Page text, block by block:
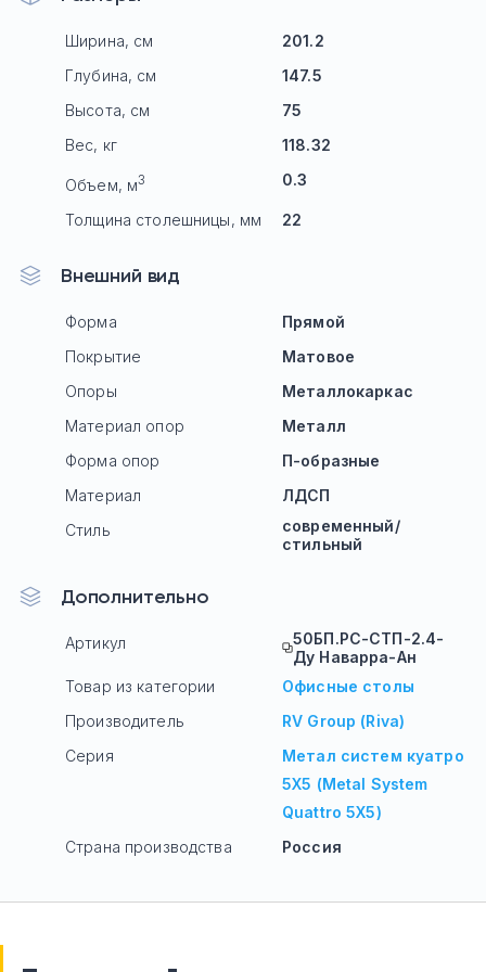
Ширина, см
201.2
Глубина, см
147.5
Высота, см
75
Вес, кг
118.32
Объем, м3 0.3
Толщина столешницы, мм 22
Внешний вид
Форма
Прямой
Покрытие
Матовое
Опоры
Mеталлокаркас
Материал опор
Металл
Форма опор
П-образные
Материал
ЛДСП
Стиль
современный/
стильный
Дополнительно
Артикул
50БП.РС-СТП-2.4-
Ду Наварра-Ан
Товар из категории
Офисные столы
Производитель
RV Group (Riva)
Серия
Метал систем куатро
5Х5 (Metal System
Quattro 5Х5)
Страна производства
Россия